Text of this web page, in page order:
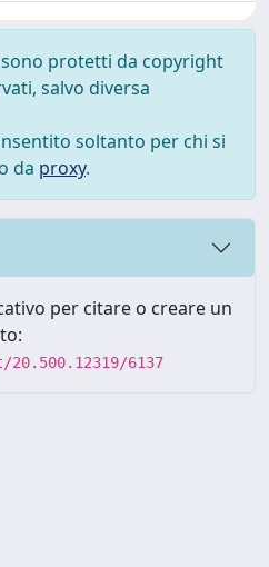
protetti da copyright
salvo diversa
soltanto per chi si
da proxy.
per citare o creare un
6137